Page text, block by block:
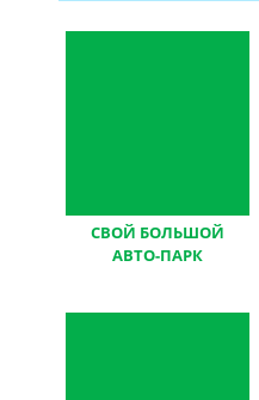
СВОЙ БОЛЬШОЙ
АВТО-ПАРК